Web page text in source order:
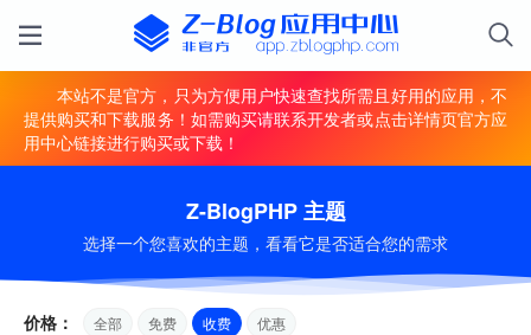
本站不是官方，只为方便用户快速查找所需且好用的应用，不
提供购买和下载服务！如需购买请联系开发者或点击详情页官方应
用中心链接进行购买或下载！
Z-BlogPHP 主题
选择一个您喜欢的主题，看看它是否适合您的需求
价格： 全部 免费 收费 优惠